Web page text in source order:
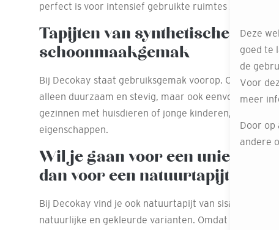
perfect is voor intensief gebruikte ruimtes zoals de hal.
Tapijten van synthetische
schoonmaakgemak
Bij Decokay staat gebruiksgemak voorop. Onze
alleen duurzaam en stevig, maar ook eenvoudig
gezinnen met huisdieren of jonge kinderen, dankzij
eigenschappen.
Wil je gaan voor een unieke
dan voor een natuurtapijt
Bij Decokay vind je ook natuurtapijt van sisal, kokos
natuurlijke en gekleurde varianten. Omdat natuurlijke
Deze
goed te
de
Voor
meer
Door op
andere